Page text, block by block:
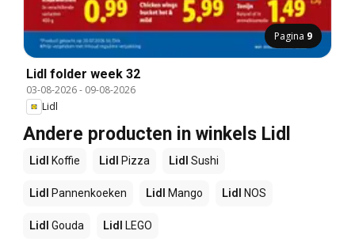
Pagina 9
Lidl folder week 32
03-08-2026- 09-08-2026
Lidl
Andere producten in winkels Lidl
Lidl Koffie Lidl Pizza Lidl Sushi
Lidl Pannenkoeken Lidl Mango Lidl NOS
Lidl Gouda Lidl LEGO